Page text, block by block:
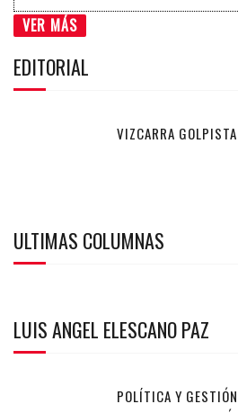
VER MÁS
EDITORIAL
VIZCARRA GOLPISTA
ULTIMAS COLUMNAS
LUIS ANGEL ELESCANO PAZ
POLÍTICA Y